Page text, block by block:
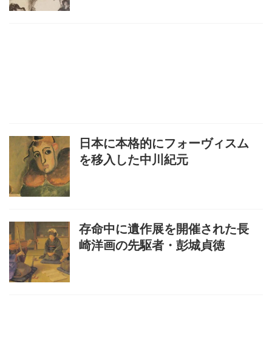
日本に本格的にフォーヴィスム
を移入した中川紀元
存命中に遺作展を開催された長
崎洋画の先駆者・彭城貞徳